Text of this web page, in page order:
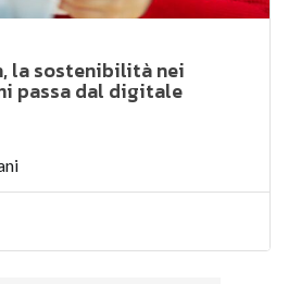
la sostenibilità nei
passa dal digitale